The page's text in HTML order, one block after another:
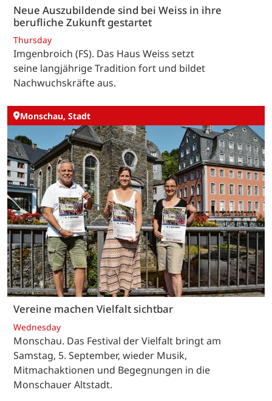
Neue Auszubildende sind bei Weiss in ihre
berufliche Zukunft gestartet
Thursday
Imgenbroich (FS). Das Haus Weiss setzt
seine langjährige Tradition fort und bildet
Nachwuchskräfte aus.
Monschau, Stadt
Vereine machen Vielfalt sichtbar
Wednesday
Monschau. Das Festival der Vielfalt bringt am
Samstag, 5. September, wieder Musik,
Mitmachaktionen und Begegnungen in die
Monschauer Altstadt.